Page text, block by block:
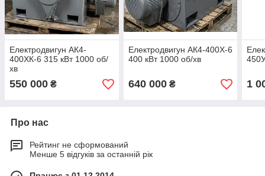
Електродвигун АК4-
400ХК-6 315 кВт 1000 об/
хв
550 000 ₴
Електродвигун АК4-400Х-6
400 кВт 1000 об/хв
640 000₴ 1
Про нас
Рейтинг не сформований
Менше 5 відгуків за останній рік